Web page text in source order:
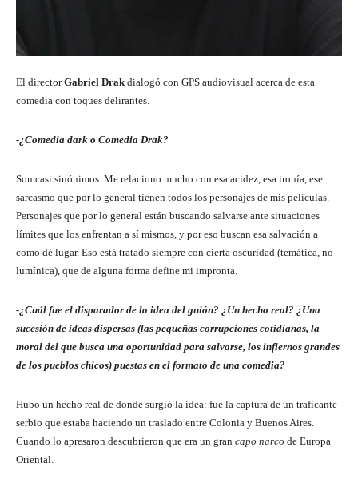
El directorGabriel Drak dialogó con GPS audiovisual acerca de esta
comedia con toques delirantes.
-¿Comedia dark o Comedia Drak?
Son casi sinónimos. Me relaciono mucho con esa acidez, esa ironía, ese
sarcasmo que por lo general tienen todos los personajes de mis películas.
Personajes que por lo general están buscando salvarse ante situaciones
límites que los enfrentan a sí mismos, y por eso buscan esa salvación a
como dé lugar. Eso está tratado siempre con cierta oscuridad (temática, no
lumínica), que de alguna forma define mi impronta.
-¿Cuál fue el disparador de la idea del guión? ¿Un hecho real? ¿Una
sucesión de ideas dispersas (las pequeñas corrupciones cotidianas, la
moral del que busca una oportunidad para salvarse, los infiernos grandes
de los pueblos chicos) puestas en el formato de una comedia?
Hubo un hecho real de donde surgió la idea: fue la captura de un traficante
serbio que estaba haciendo un traslado entre Colonia y Buenos Aires.
Cuando lo apresaron descubrieron que era un gran capo narco de Europa
Oriental.